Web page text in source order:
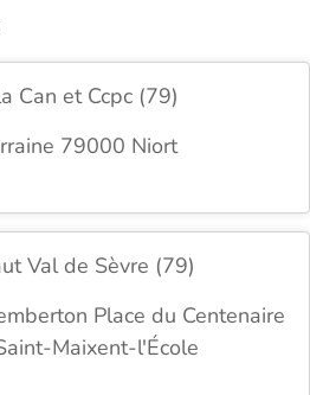
Can et Ccpc (79)
79000 Niort
Val de Sèvre (79)
Place du Centenaire
Maixent-l'École